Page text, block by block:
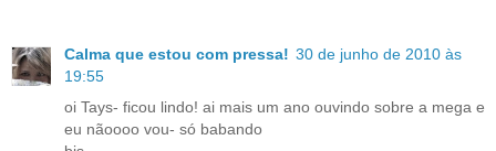
Calma que estou com pressa! 30 de junho de 2010 às
19:55
oi Tays- ficou lindo! ai mais um ano ouvindo sobre a mega e
eu nãoooo vou- só babando